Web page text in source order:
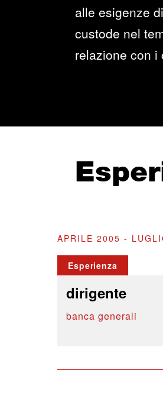
alle esigenze
custode nel
relazione con i
APRILE 2005 -
Esperienza
dirigente
banca generali